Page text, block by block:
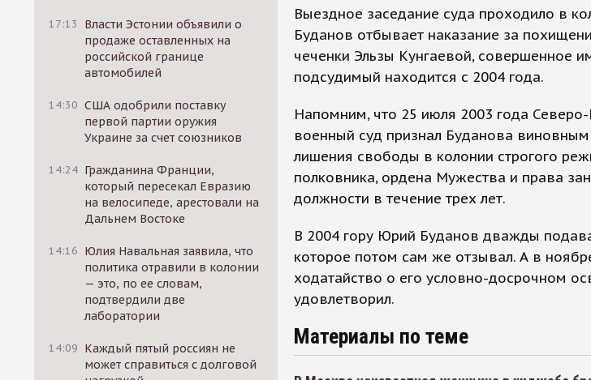
17:13
Власти Эстонии объявили о
продаже оставленных на
российской границе
автомобилей
14:30 США одобрили поставку
первой партии оружия
Украине за счет союзников
14:24 Гражданина Франции,
который пересекал Евразию
на велосипеде, арестовали на
Дальнем Востоке
14:16 Юлия Навальная заявила, что
политика отравили в колонии
— это, по ее словам,
подтвердили две
лаборатории
14:09 Каждый пятый россиян не
может справиться с долговой
Выездное заседание суда проходило в
Буданов отбывает наказание за
чеченки Эльзы Кунгаевой, совершенное
подсудимый находится с 2004 года.
Напомним, что 25 июля 2003 года
военный суд признал Буданова
лишения свободы в колонии строгого
полковника, ордена Мужества и права
должности в течение трех лет.
В 2004 гору Юрий Буданов дважды
которое потом сам же отзывал. А в
ходатайство о его условно-досрочном
удовлетворил.
Материалы по теме